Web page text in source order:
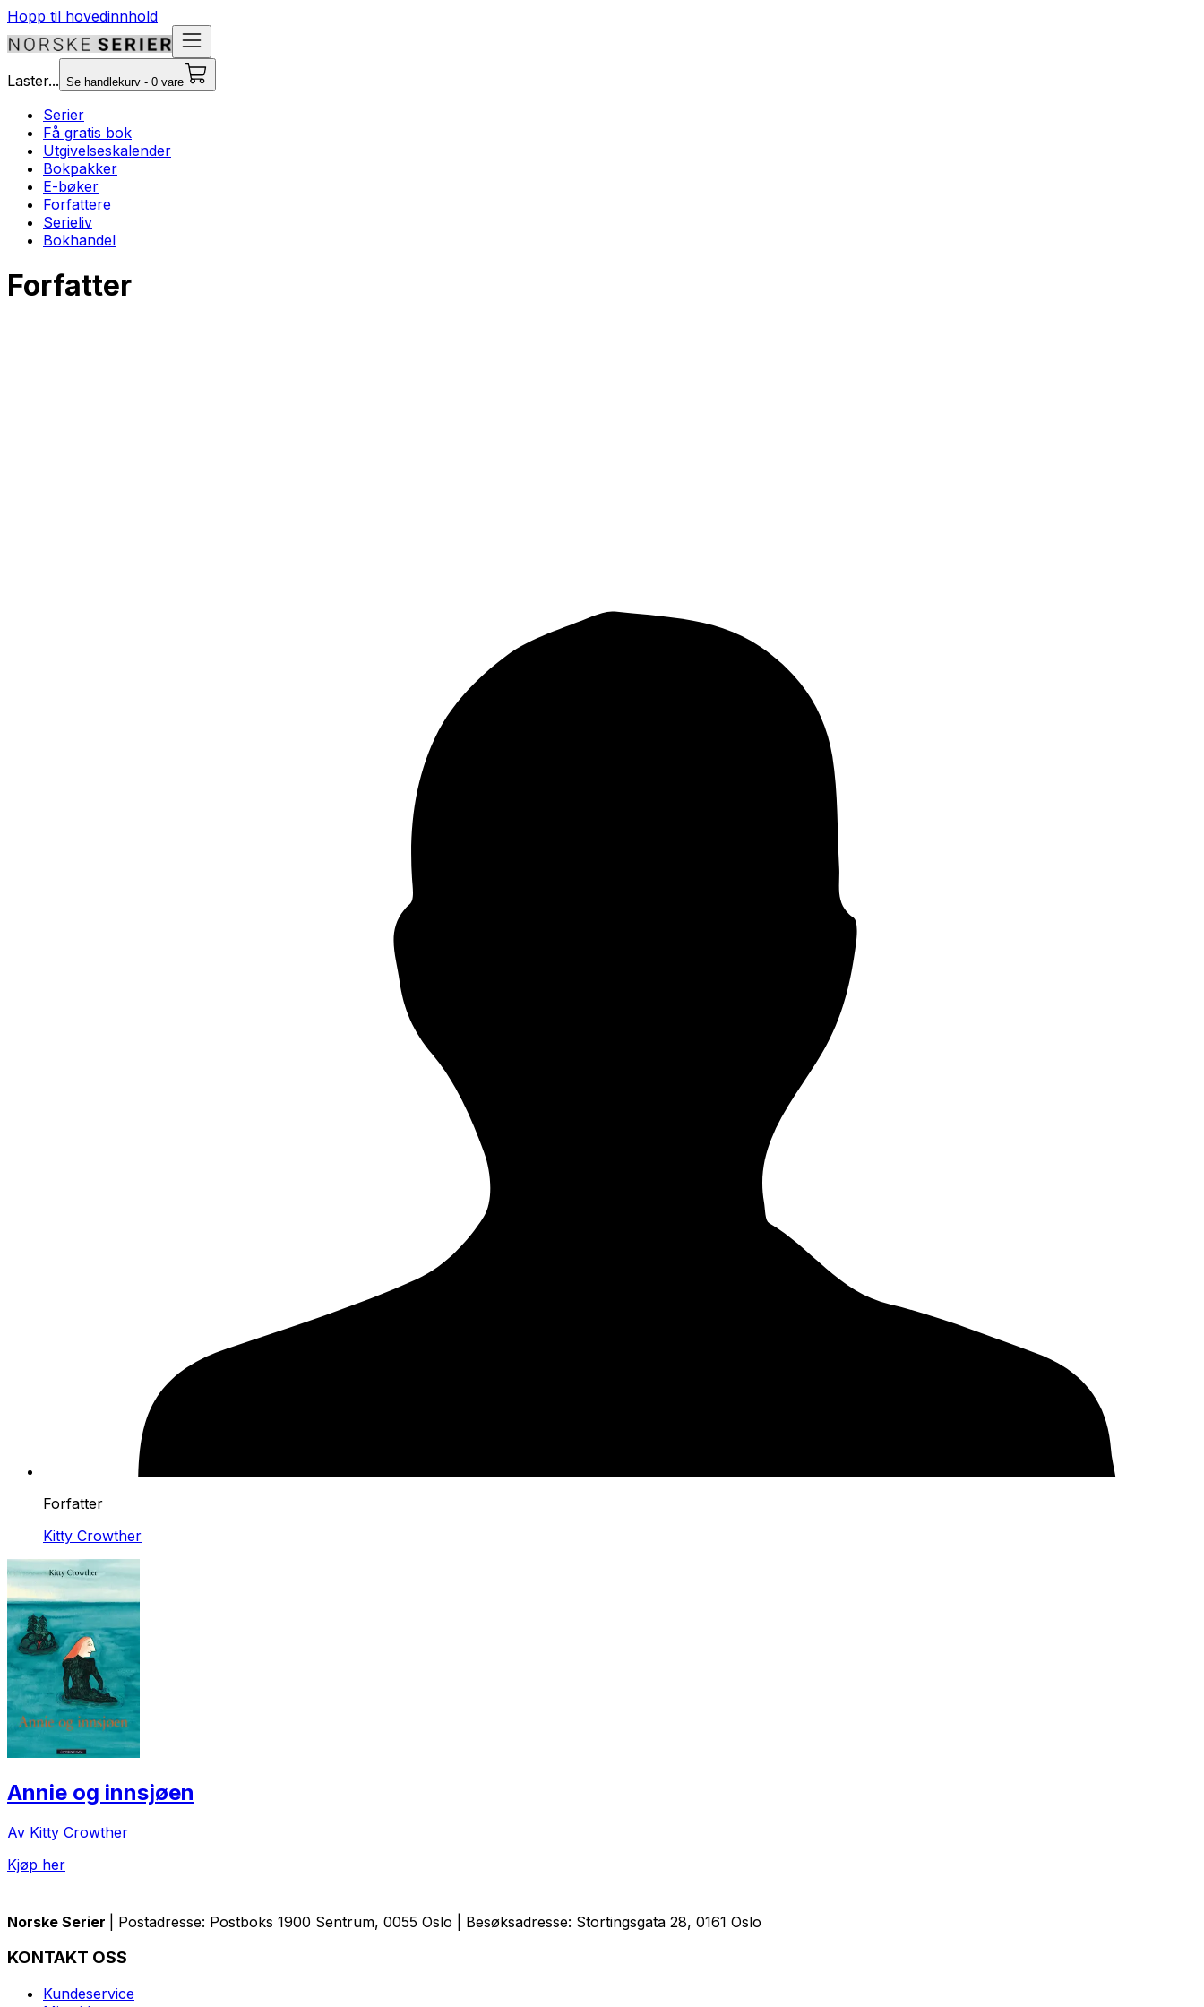
Hopp til hovedinnhold
Laster... Se handlekurv - 0 vare
Serier
Få gratis bok
Utgivelseskalender
Bokpakker
E-bøker
Forfattere
Serieliv
Bokhandel
Forfatter
Forfatter
Kitty Crowther
Annie og innsjøen
Av Kitty Crowther
Kjøp her
Norske Serier | Postadresse: Postboks 1900 Sentrum, 0055 Oslo | Besøksadresse: Stortingsgata 28, 0161 Oslo
KONTAKT OSS
Kundeservice